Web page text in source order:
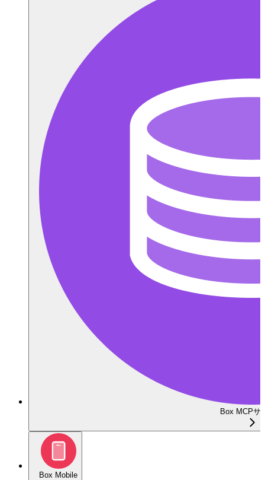
Box MCPサ
Box Mobile